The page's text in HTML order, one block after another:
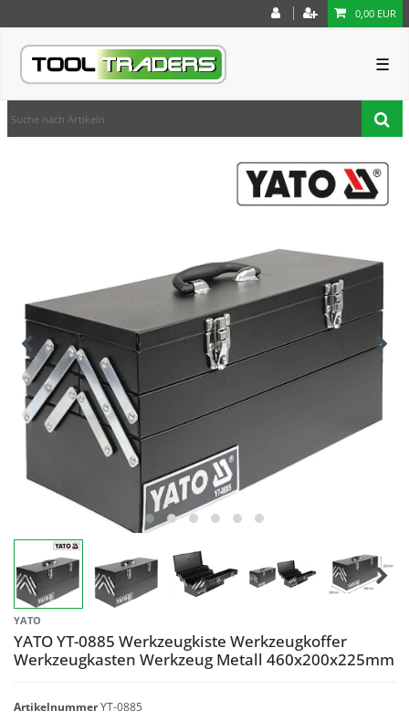
0,00 EUR
☰
YATO
YATO YT-0885 Werkzeugkiste Werkzeugkoffer
Werkzeugkasten Werkzeug Metall 460x200x225mm
ArtikelnummerYT-0885